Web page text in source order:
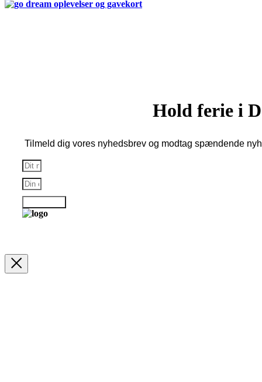
Hold ferie i
Tilmeld dig vores nyhedsbrev og modtag spændende